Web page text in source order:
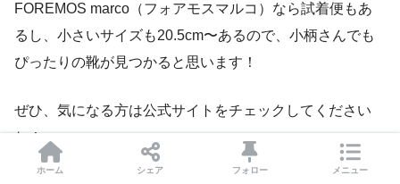
FOREMOS marco（フォアモスマルコ）なら試着便もあ
るし、小さいサイズも20.5cm〜あるので、小柄さんでも
ぴったりの靴が見つかると思います！
ぜひ、気になる方は公式サイトをチェックしてください
ね！
ホーム シェア フォロー メニュー